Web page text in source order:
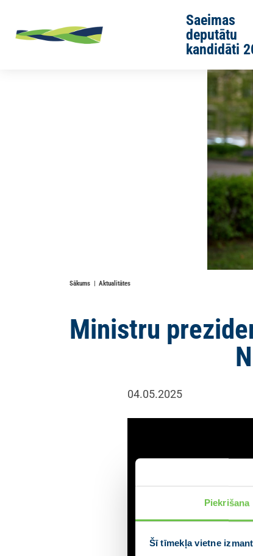
Piekrišana
Šī tīmekļa vietne
Saeimas
deputātu
kandidāti
Sākums Aktualitātes
Ministru
04.05.2025